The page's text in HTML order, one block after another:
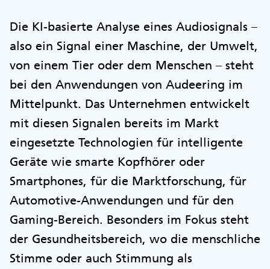
Die KI-basierte Analyse eines Audiosignals –
also ein Signal einer Maschine, der Umwelt,
von einem Tier oder dem Menschen – steht
bei den Anwendungen von Audeering im
Mittelpunkt. Das Unternehmen entwickelt
mit diesen Signalen bereits im Markt
eingesetzte Technologien für intelligente
Geräte wie smarte Kopfhörer oder
Smartphones, für die Marktforschung, für
Automotive-Anwendungen und für den
Gaming-Bereich. Besonders im Fokus steht
der Gesundheitsbereich, wo die menschliche
Stimme oder auch Stimmung als